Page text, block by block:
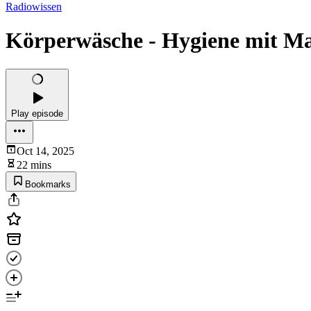
Radiowissen
Körperwäsche - Hygiene mit
Play episode
Oct 14, 2025
22 mins
Bookmarks